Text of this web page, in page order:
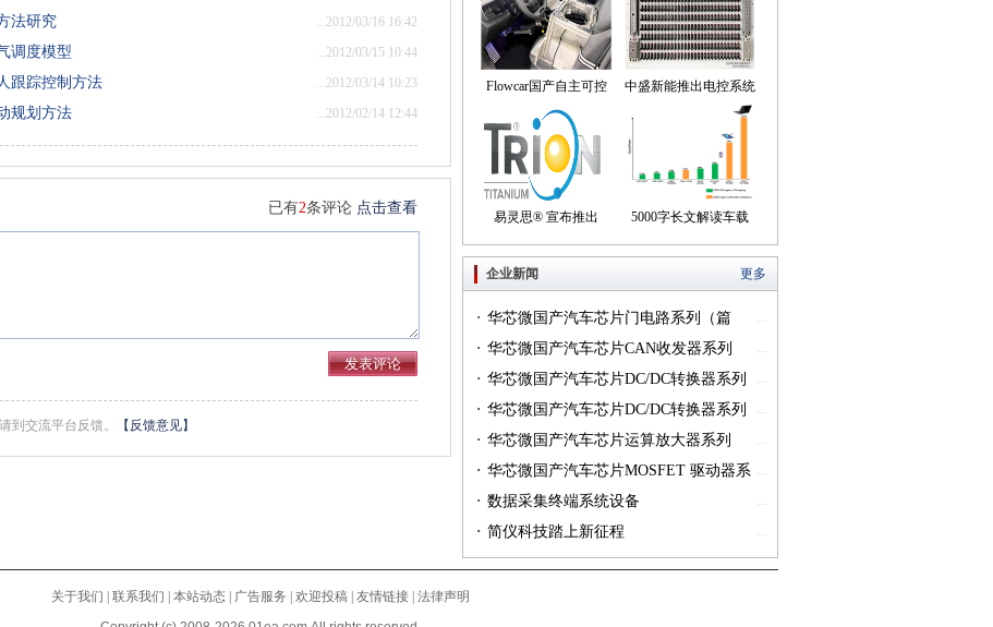
...2012/03/16 16:42
法研究
...2012/03/15 10:44
调度模型
...2012/03/14 10:23
跟踪控制方法
...2012/02/14 12:44
规划方法
已有2条评论 点击查看
到交流平台反馈。 【反馈意见】
Flowcar国产自主可控
自动驾驶机器人来到我
们身边
中盛新能推出电控系统
控制器BOB集成断线
易灵思® 宣布推出
Trion® Titanium FPGA
系列
5000字长文解读车载
USB供电的方方面面
企业新闻
更多
...
· 华芯微国产汽车芯片门电路系列（篇
一）
...
· 华芯微国产汽车芯片CAN收发器系列
（篇一）
...
· 华芯微国产汽车芯片DC/DC转换器系列
...
· 华芯微国产汽车芯片DC/DC转换器系列
...
· 华芯微国产汽车芯片运算放大器系列
（篇一）
...
· 华芯微国产汽车芯片MOSFET 驱动器系
列（篇一）
...
· 数据采集终端系统设备
...
· 简仪科技踏上新征程
关于我们 联系我们 本站动态 广告服务 欢迎投稿 友情链接 法律声明